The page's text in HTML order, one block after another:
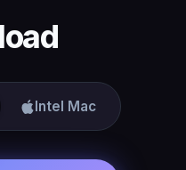
Intel Mac